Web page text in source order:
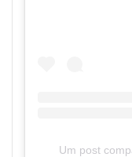
Um post